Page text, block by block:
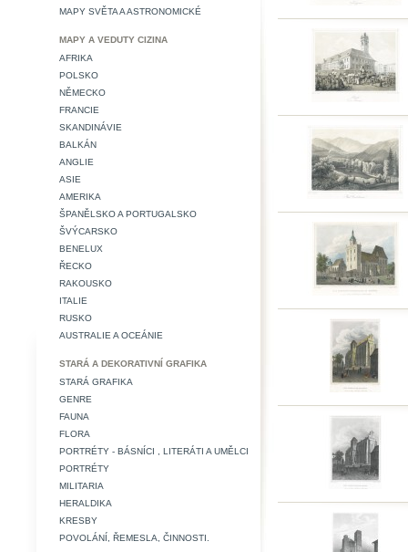
MAPY SVĚTA A ASTRONOMICKÉ
MAPY A VEDUTY CIZINA
AFRIKA
POLSKO
NĚMECKO
FRANCIE
SKANDINÁVIE
BALKÁN
ANGLIE
ASIE
AMERIKA
ŠPANĚLSKO A PORTUGALSKO
ŠVÝCARSKO
BENELUX
ŘECKO
RAKOUSKO
ITALIE
RUSKO
AUSTRALIE A OCEÁNIE
STARÁ A DEKORATIVNÍ GRAFIKA
STARÁ GRAFIKA
GENRE
FAUNA
FLORA
PORTRÉTY - BÁSNÍCI , LITERÁTI A UMĚLCI
PORTRÉTY
MILITARIA
HERALDIKA
KRESBY
POVOLÁNÍ, ŘEMESLA, ČINNOSTI.